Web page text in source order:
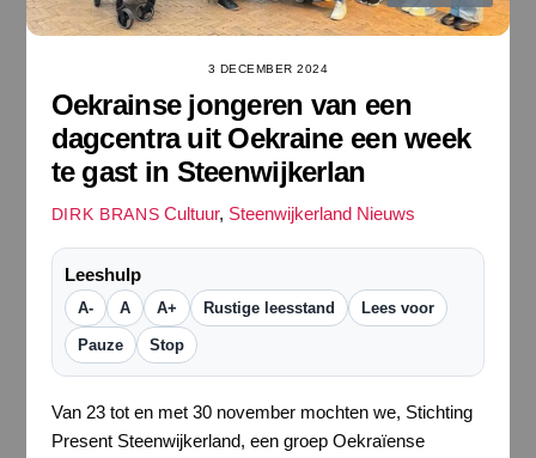
3 DECEMBER 2024
Oekrainse jongeren van een
dagcentra uit Oekraine een week
te gast in Steenwijkerlan
DIRK BRANS Cultuur, Steenwijkerland Nieuws
Leeshulp
A- A A+ Rustige leesstand Lees voor
Pauze Stop
Van 23 tot en met 30 november mochten we, Stichting
Present Steenwijkerland, een groep Oekraïense